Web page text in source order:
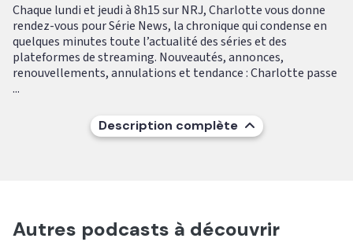
Chaque lundi et jeudi à 8h15 sur NRJ, Charlotte vous donne
rendez-vous pour Série News, la chronique qui condense en
quelques minutes toute l’actualité des séries et des
plateformes de streaming. Nouveautés, annonces,
renouvellements, annulations et tendance : Charlotte passe
...
Description complète
Autres podcasts à découvrir